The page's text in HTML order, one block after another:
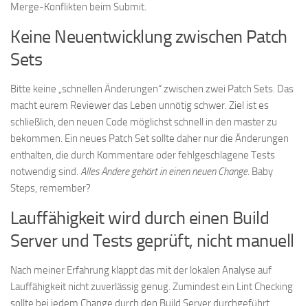
Merge-Konflikten beim Submit.
Keine Neuentwicklung zwischen Patch
Sets
Bitte keine „schnellen Änderungen“ zwischen zwei Patch Sets. Das
macht eurem Reviewer das Leben unnötig schwer. Ziel ist es
schließlich, den neuen Code möglichst schnell in den master zu
bekommen. Ein neues Patch Set sollte daher nur die Änderungen
enthalten, die durch Kommentare oder fehlgeschlagene Tests
notwendig sind. Alles Andere gehört in einen neuen Change. Baby
Steps, remember?
Lauffähigkeit wird durch einen Build
Server und Tests geprüft, nicht manuell
Nach meiner Erfahrung klappt das mit der lokalen Analyse auf
Lauffähigkeit nicht zuverlässig genug. Zumindest ein Lint Checking
sollte bei jedem Change durch den Build Server durchgeführt